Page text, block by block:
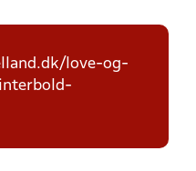
love-og-